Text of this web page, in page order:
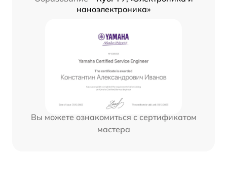
наноэлектроника»
Вы можете ознакомиться с сертификатом
мастера